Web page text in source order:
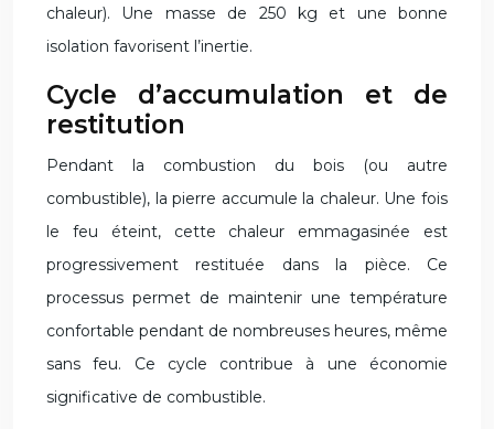
chaleur). Une masse de 250 kg et une bonne
isolation favorisent l’inertie.
Cycle d’accumulation et de
restitution
Pendant la combustion du bois (ou autre
combustible), la pierre accumule la chaleur. Une fois
le feu éteint, cette chaleur emmagasinée est
progressivement restituée dans la pièce. Ce
processus permet de maintenir une température
confortable pendant de nombreuses heures, même
sans feu. Ce cycle contribue à une économie
significative de combustible.